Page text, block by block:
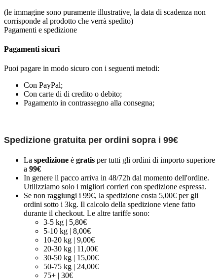
(le immagine sono puramente illustrative, la data di scadenza non
corrisponde al prodotto che verrà spedito)
Pagamenti e spedizione
Pagamenti sicuri
Puoi pagare in modo sicuro con i seguenti metodi:
Con PayPal;
Con carte di di credito o debito;
Pagamento in contrassegno alla consegna;
Spedizione gratuita per ordini sopra i 99€
La spedizione è gratis per tutti gli ordini di importo superiore
a 99€
In genere il pacco arriva in 48/72h dal momento dell'ordine.
Utilizziamo solo i migliori corrieri con spedizione espressa.
Se non raggiungi i 99€, la spedizione costa 5,00€ per gli
ordini sotto i 3kg. Il calcolo della spedizione viene fatto
durante il checkout. Le altre tariffe sono:
3-5 kg | 5,80€
5-10 kg | 8,00€
10-20 kg | 9,00€
20-30 kg | 11,00€
30-50 kg | 15,00€
50-75 kg | 24,00€
75+ | 30€